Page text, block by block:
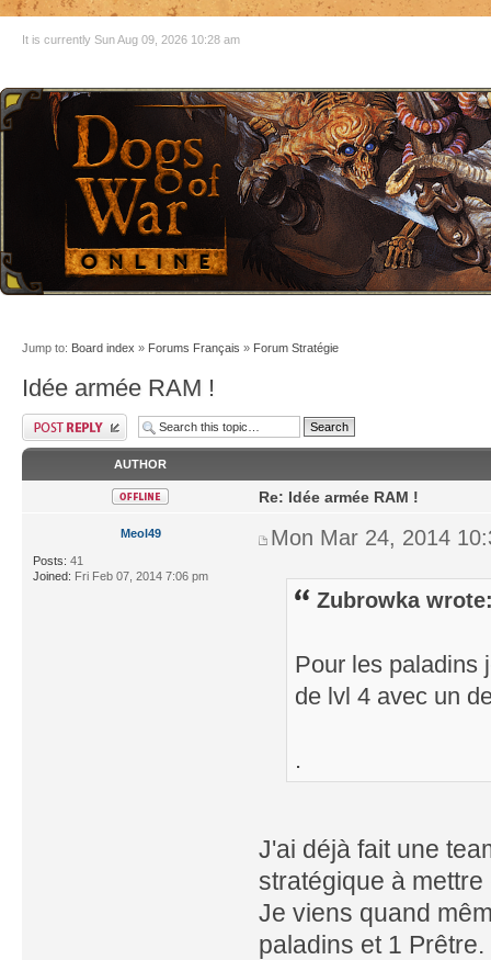
It is currently Sun Aug 09, 2026 10:28 am
Jump to: Board index » Forums Français » Forum Stratégie
Idée armée RAM !
AUTHOR
Meol49
Posts: 41
Joined: Fri Feb 07, 2014 7:06 pm
Re: Idée armée RAM !
Mon Mar 24, 2014
Zubrowka
Pour les paladins
de lvl 4 avec un
.
J'ai déjà fait une
stratégique à
Je viens quand
paladins et 1 Prêtre.